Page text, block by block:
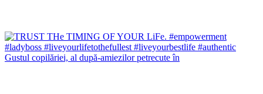
Gustul copilăriei, al după-amiezilor petrecute în